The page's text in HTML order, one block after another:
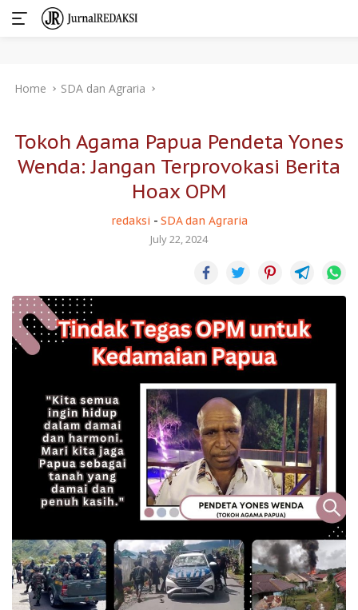
Home SDA dan Agraria
Tokoh Agama Papua Pendeta Yones
Wenda: Jangan Terprovokasi Berita
Hoax OPM
redaksi - SDA dan Agraria
July 22, 2024